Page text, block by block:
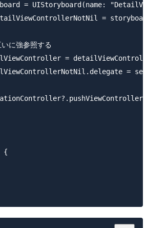
= UIStoryboard(name:
=
に強参照する
=
=
{